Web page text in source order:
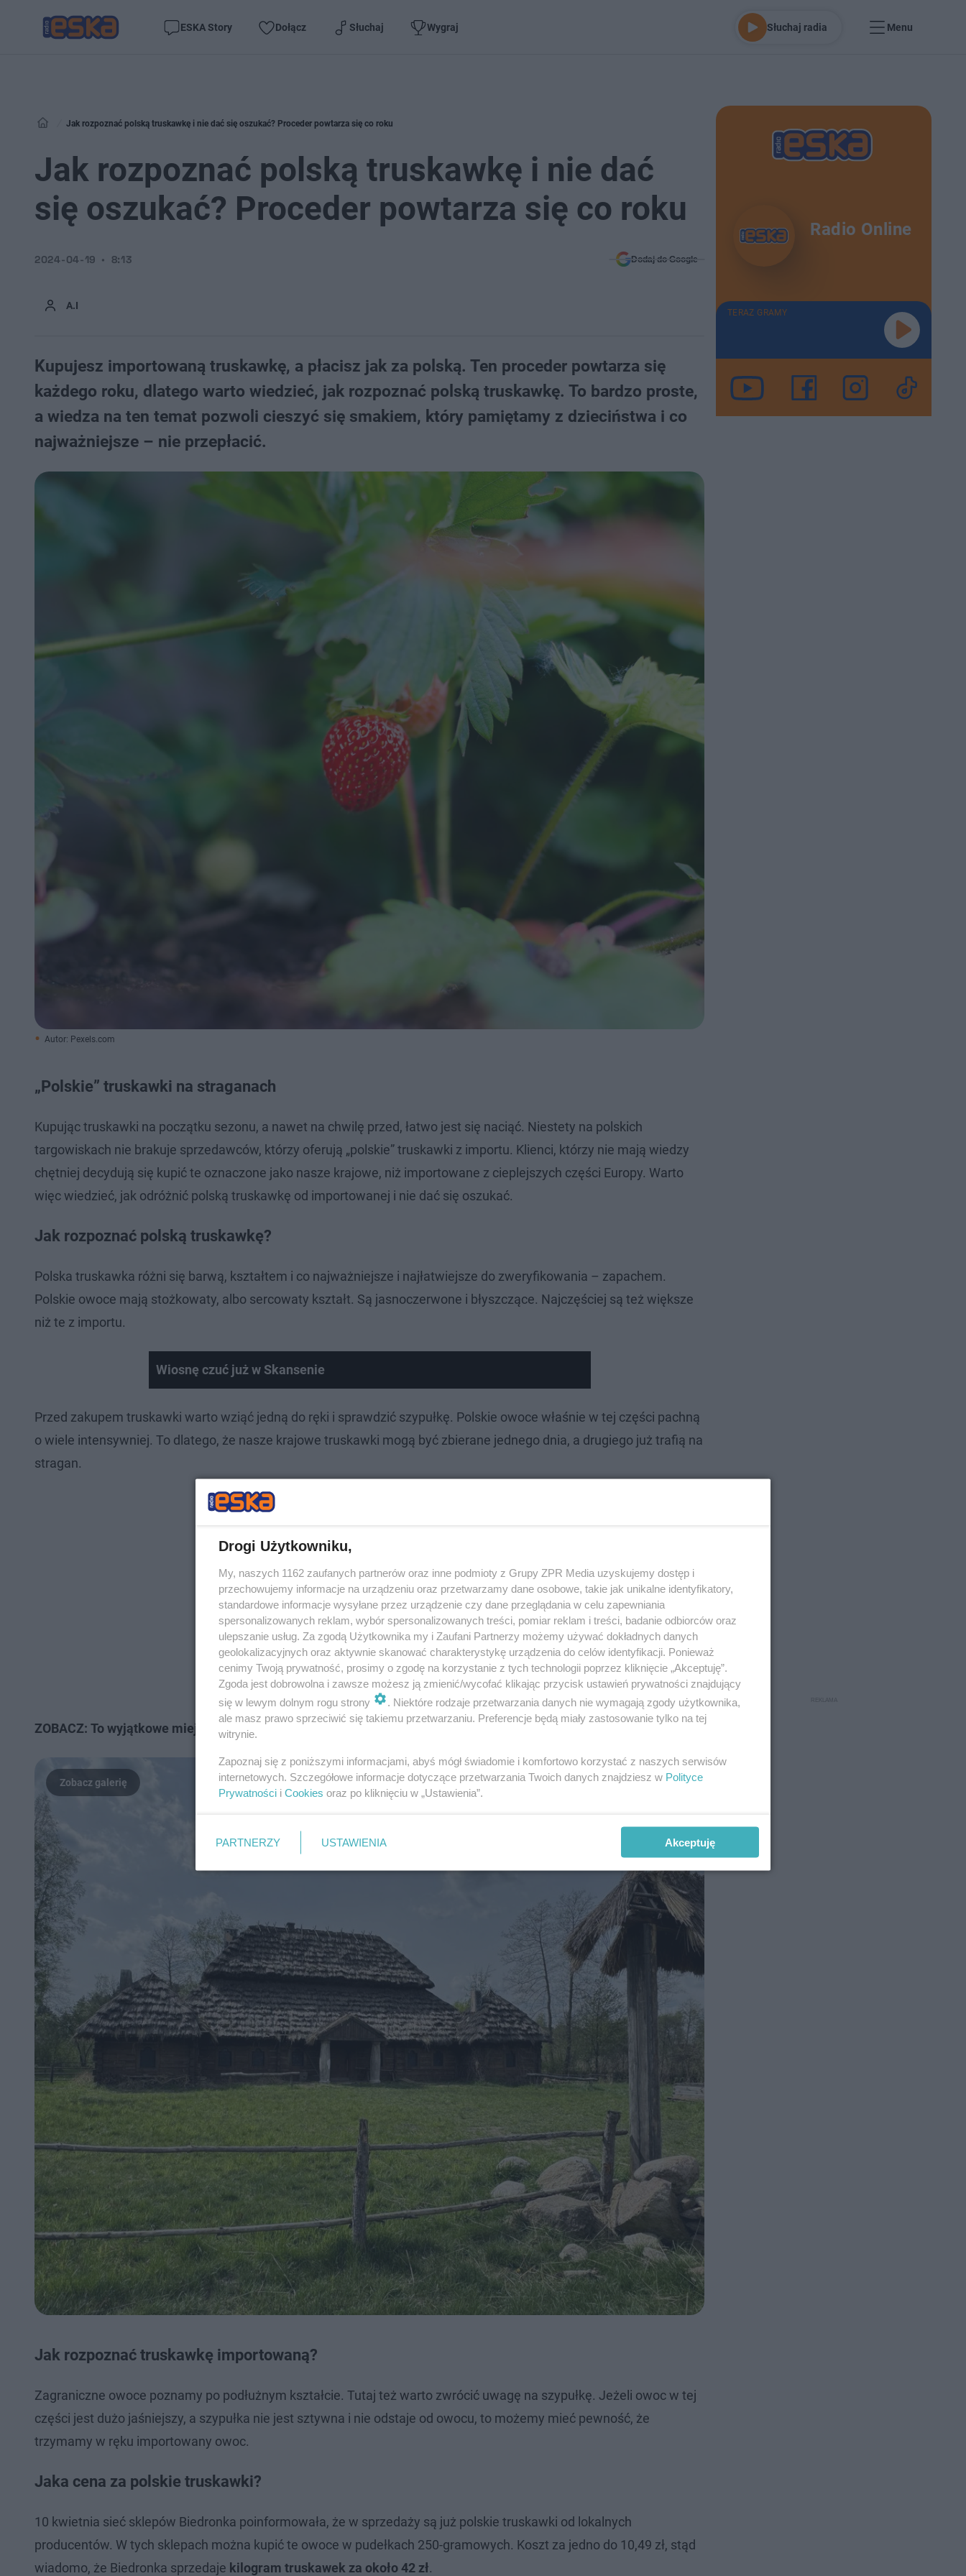
ESKA Story Dołącz Słuchaj Wygraj Słuchaj radia Menu
Jak rozpoznać polską truskawkę i nie dać się oszukać? Proceder powtarza się co roku
Jak rozpoznać polską truskawkę i nie dać
się oszukać? Proceder powtarza się co roku
A.I
2024-04-19 8:13 Dodaj do Google
Kupujesz importowaną truskawkę, a płacisz jak za polską. Ten proceder powtarza się
każdego roku, dlatego warto wiedzieć, jak rozpoznać polską truskawkę. To bardzo proste,
a wiedza na ten temat pozwoli cieszyć się smakiem, który pamiętamy z dzieciństwa i co
najważniejsze – nie przepłacić.
Autor: Pexels.com
„Polskie” truskawki na straganach
Kupując truskawki na początku sezonu, a nawet na chwilę przed, łatwo jest się naciąć. Niestety na polskich
targowiskach nie brakuje sprzedawców, którzy oferują „polskie” truskawki z importu. Klienci, którzy nie mają wiedzy
chętniej decydują się kupić te oznaczone jako nasze krajowe, niż importowane z cieplejszych części Europy. Warto
więc wiedzieć, jak odróżnić polską truskawkę od importowanej i nie dać się oszukać.
Jak rozpoznać polską truskawkę?
Polska truskawka różni się barwą, kształtem i co najważniejsze i najłatwiejsze do zweryfikowania – zapachem.
Polskie owoce mają stożkowaty, albo sercowaty kształt. Są jasnoczerwone i błyszczące. Najczęściej są też większe
niż te z importu.
Wiosnę czuć już w Skansenie
Przed zakupem truskawki warto wziąć jedną do ręki i sprawdzić szypułkę. Polskie owoce właśnie w tej części pachną
o wiele intensywniej. To dlatego, że nasze krajowe truskawki mogą być zbierane jednego dnia, a drugiego już trafią na
stragan.
ZOBACZ: To wyjątkowe miejsce na rodzinną wycieczkę
29
Jak rozpoznać truskawkę importowaną?
Zagraniczne owoce poznamy po podłużnym kształcie. Tutaj też warto zwrócić uwagę na szypułkę. Jeżeli owoc w tej
części jest dużo jaśniejszy, a szypułka nie jest sztywna i nie odstaje od owocu, to możemy mieć pewność, że
trzymamy w ręku importowany owoc.
Jaka cena za polskie truskawki?
10 kwietnia sieć sklepów Biedronka poinformowała, że w sprzedaży są już polskie truskawki od lokalnych
producentów. W tych sklepach można kupić te owoce w pudełkach 250-gramowych. Koszt za jedno do 10,49 zł, stąd
wiadomo, że Biedronka sprzedaje kilogram truskawek za około 42 zł.
Radio Online
TERAZ GRAMY
Drogi Użytkowniku,
My, naszych 1162 zaufanych partnerów oraz inne podmioty z Grupy ZPR Media uzyskujemy dostęp i
przechowujemy informacje na urządzeniu oraz przetwarzamy dane osobowe, takie jak unikalne identyfikatory,
standardowe informacje wysyłane przez urządzenie czy dane przeglądania w celu zapewniania
spersonalizowanych reklam, wybór spersonalizowanych treści, pomiar reklam i treści, badanie odbiorców oraz
ulepszanie usług. Za zgodą Użytkownika my i Zaufani Partnerzy możemy używać dokładnych danych
geolokalizacyjnych oraz aktywnie skanować charakterystykę urządzenia do celów identyfikacji. Ponieważ
cenimy Twoją prywatność, prosimy o zgodę na korzystanie z tych technologii poprzez kliknięcie „Akceptuję”.
Zgoda jest dobrowolna i zawsze możesz ją zmienić/wycofać klikając przycisk ustawień prywatności znajdujący
się w lewym dolnym rogu strony
. Niektóre rodzaje przetwarzania danych nie wymagają zgody użytkownika,
ale masz prawo sprzeciwić się takiemu przetwarzaniu. Preferencje będą miały zastosowanie tylko na tej
witrynie.
Zapoznaj się z poniższymi informacjami, abyś mógł świadomie i komfortowo korzystać z naszych serwisów
internetowych. Szczegółowe informacje dotyczące przetwarzania Twoich danych znajdziesz w Polityce
Prywatności i Cookies oraz po kliknięciu w „Ustawienia”.
PARTNERZY USTAWIENIA Akceptuję